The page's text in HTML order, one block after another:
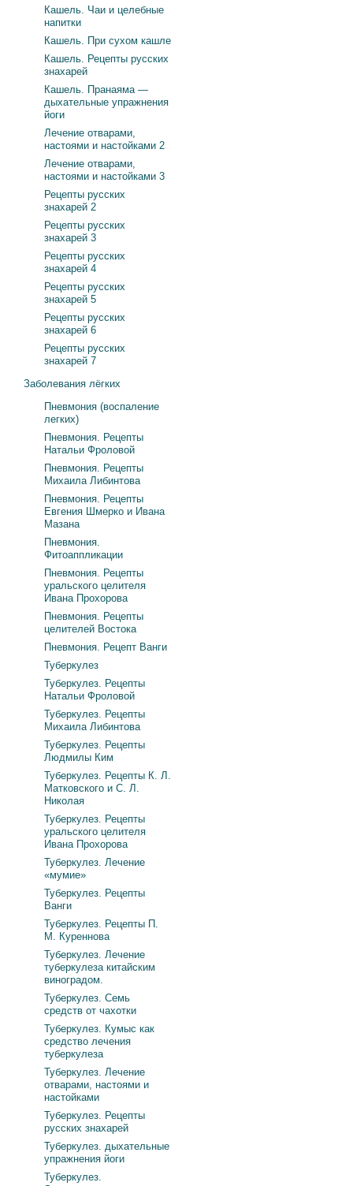
Кашель. Чаи и целебные
напитки
Кашель. При сухом кашле
Кашель. Рецепты русских
знахарей
Кашель. Пранаяма —
дыхательные упражнения
йоги
Лечение отварами,
настоями и настойками 2
Лечение отварами,
настоями и настойками 3
Рецепты русских
знахарей 2
Рецепты русских
знахарей 3
Рецепты русских
знахарей 4
Рецепты русских
знахарей 5
Рецепты русских
знахарей 6
Рецепты русских
знахарей 7
Заболевания лёгких
Пневмония (воспаление
легких)
Пневмония. Рецепты
Натальи Фроловой
Пневмония. Рецепты
Михаила Либинтова
Пневмония. Рецепты
Евгения Шмерко и Ивана
Мазана
Пневмония.
Фитоаппликации
Пневмония. Рецепты
уральского целителя
Ивана Прохорова
Пневмония. Рецепты
целителей Востока
Пневмония. Рецепт Ванги
Туберкулез
Туберкулез. Рецепты
Натальи Фроловой
Туберкулез. Рецепты
Михаила Либинтова
Туберкулез. Рецепты
Людмилы Ким
Туберкулез. Рецепты К. Л.
Матковского и С. Л.
Николая
Туберкулез. Рецепты
уральского целителя
Ивана Прохорова
Туберкулез. Лечение
«мумие»
Туберкулез. Рецепты
Ванги
Туберкулез. Рецепты П.
М. Куреннова
Туберкулез. Лечение
туберкулеза китайским
виноградом.
Туберкулез. Семь
средств от чахотки
Туберкулез. Кумыс как
средство лечения
туберкулеза
Туберкулез. Лечение
отварами, настоями и
настойками
Туберкулез. Рецепты
русских знахарей
Туберкулез. дыхательные
упражнения йоги
Туберкулез.